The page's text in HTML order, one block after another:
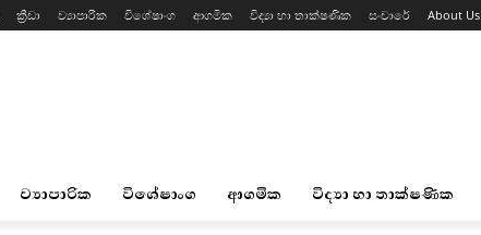
ක්‍රීඩා ව්‍යාපාරික විශේෂාංග ආගමික විද්‍යා හා තාක්ෂණික සංචාරේ About Us
ව්‍යාපාරික විශේෂාංග ආගමික විද්‍යා හා තාක්ෂණික